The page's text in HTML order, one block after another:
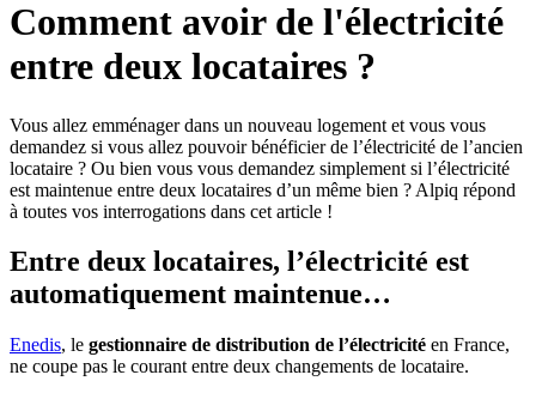
Comment avoir de l'électricité
entre deux locataires ?
Vous allez emménager dans un nouveau logement et vous vous
demandez si vous allez pouvoir bénéficier de l’électricité de l’ancien
locataire ? Ou bien vous vous demandez simplement si l’électricité
est maintenue entre deux locataires d’un même bien ? Alpiq répond
à toutes vos interrogations dans cet article !
Entre deux locataires, l’électricité est
automatiquement maintenue…
Enedis, le gestionnaire de distribution de l’électricité en France,
ne coupe pas le courant entre deux changements de locataire.